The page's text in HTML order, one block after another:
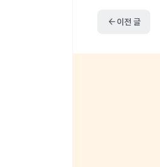
arrow_back이전 글